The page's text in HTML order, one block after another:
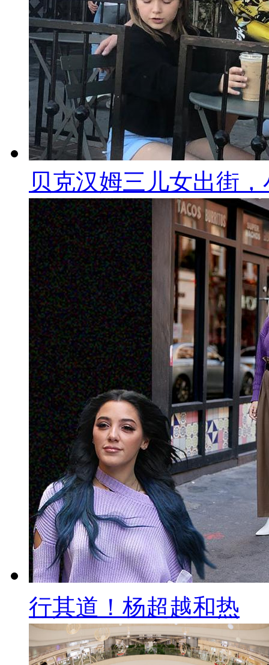
贝克汉姆三儿女出街
行其道！杨超越和热